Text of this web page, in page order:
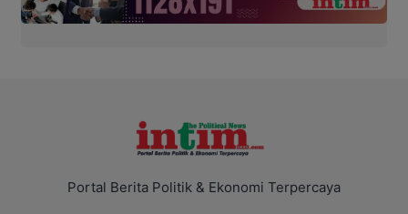
Portal Berita Politik & Ekonomi Terpercaya